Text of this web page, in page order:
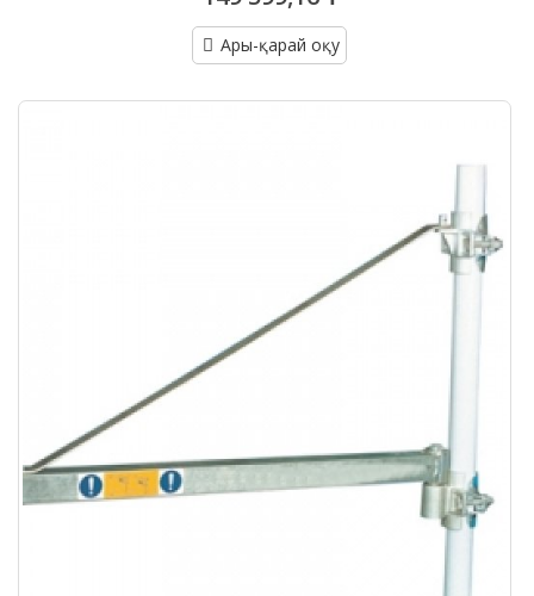
Ары-қарай оқу